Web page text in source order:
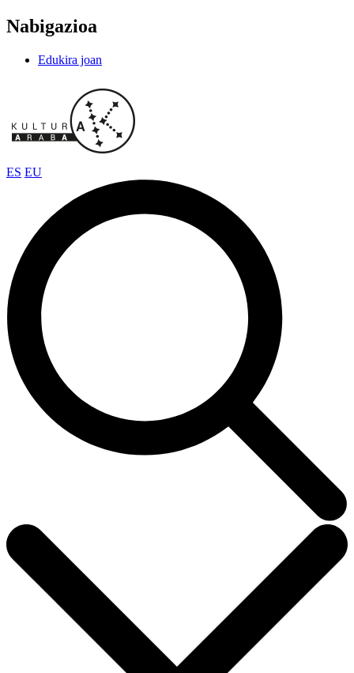
Nabigazioa
Edukira joan
ES EU